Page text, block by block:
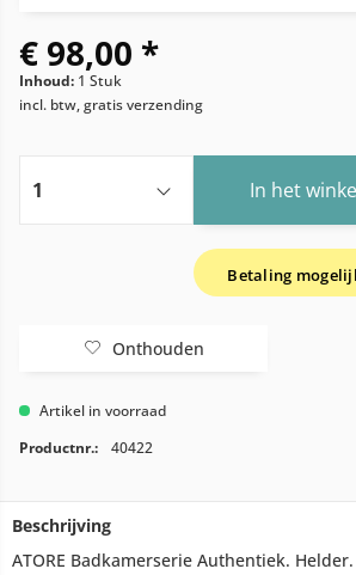
€ 98,00 *
Inhoud: 1 Stuk
incl. btw, gratis verzending
In het
Betaling
Onthouden
Artikel in voorraad
Productnr.:
40422
Beschrijving
ATORE Badkamerserie Authentiek.